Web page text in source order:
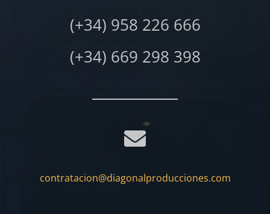
(+34) 958 226 666
(+34) 669 298 398
contratacion@diagonalproducciones.com